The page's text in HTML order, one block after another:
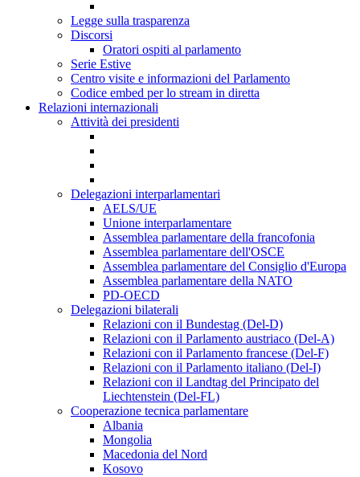
Legge sulla trasparenza
Discorsi
Oratori ospiti al parlamento
Serie Estive
Centro visite e informazioni del Parlamento
Codice embed per lo stream in diretta
Relazioni internazionali
Attività dei presidenti
Delegazioni interparlamentari
AELS/UE
Unione interparlamentare
Assemblea parlamentare della francofonia
Assemblea parlamentare dell'OSCE
Assemblea parlamentare del Consiglio d'Europa
Assemblea parlamentare della NATO
PD-OECD
Delegazioni bilaterali
Relazioni con il Bundestag (Del-D)
Relazioni con il Parlamento austriaco (Del-A)
Relazioni con il Parlamento francese (Del-F)
Relazioni con il Parlamento italiano (Del-I)
Relazioni con il Landtag del Principato del
Liechtenstein (Del-FL)
Cooperazione tecnica parlamentare
Albania
Mongolia
Macedonia del Nord
Kosovo